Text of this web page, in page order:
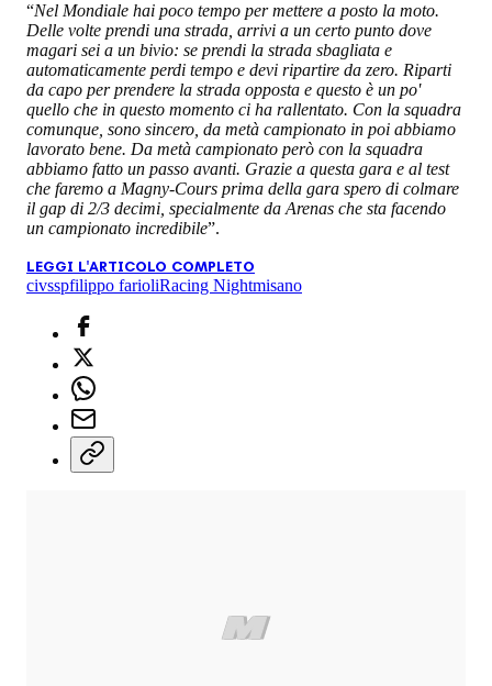
“Nel Mondiale hai poco tempo per mettere a posto la moto.
Delle volte prendi una strada, arrivi a un certo punto dove
magari sei a un bivio: se prendi la strada sbagliata e
automaticamente perdi tempo e devi ripartire da zero. Riparti
da capo per prendere la strada opposta e questo è un po'
quello che in questo momento ci ha rallentato. Con la squadra
comunque, sono sincero, da metà campionato in poi abbiamo
lavorato bene. Da metà campionato però con la squadra
abbiamo fatto un passo avanti. Grazie a questa gara e al test
che faremo a Magny-Cours prima della gara spero di colmare
il gap di 2/3 decimi, specialmente da Arenas che sta facendo
un campionato incredibile”.
LEGGI L'ARTICOLO COMPLETO
civsspfilippo farioliRacing Nightmisano